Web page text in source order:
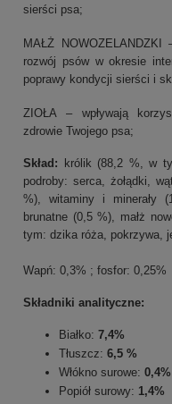
sierści psa;
MAŁŻ NOWOZELANDZKI
rozwój psów w okresie
poprawy kondycji sierści i
ZIOŁA – wpływają
zdrowie Twojego psa;
Skład: królik (88,2 %, w
podroby: serca, żołądki,
%), witaminy i minerały
brunatne (0,5 %), małż
tym: dzika róża, pokrzywa,
Wapń: 0,3% ; fosfor: 0,25%
Składniki analityczne:
Białko: 7,4%
Tłuszcz: 6,5 %
Włókno surowe: 0,4%
Popiół surowy: 1,4%